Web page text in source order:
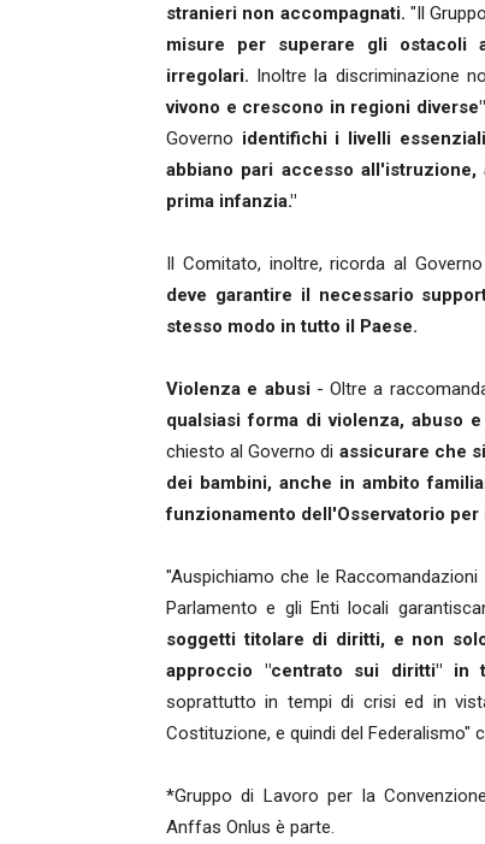
stranieri non accompagnati. "Il
misure per superare gli ostacoli
irregolari. Inoltre la discriminazione
vivono e crescono in regioni
Governo identifichi i livelli
abbiano pari accesso
prima infanzia."
Il Comitato, inoltre, ricorda al
deve garantire il necessario
stesso modo in tutto il Paese.
Violenza e abusi- Oltre a
qualsiasi forma di violenza, abuso
chiesto al Governo di assicurare che
dei bambini, anche in ambito
funzionamento dell'Osservatorio
"Auspichiamo che le
Parlamento e gli Enti locali
soggetti titolare di diritti, e non
approccio "centrato sui diritti"
soprattutto in tempi di crisi ed in
Costituzione, e quindi del Federalismo"
*Gruppo di Lavoro per la
Anffas Onlus è parte.